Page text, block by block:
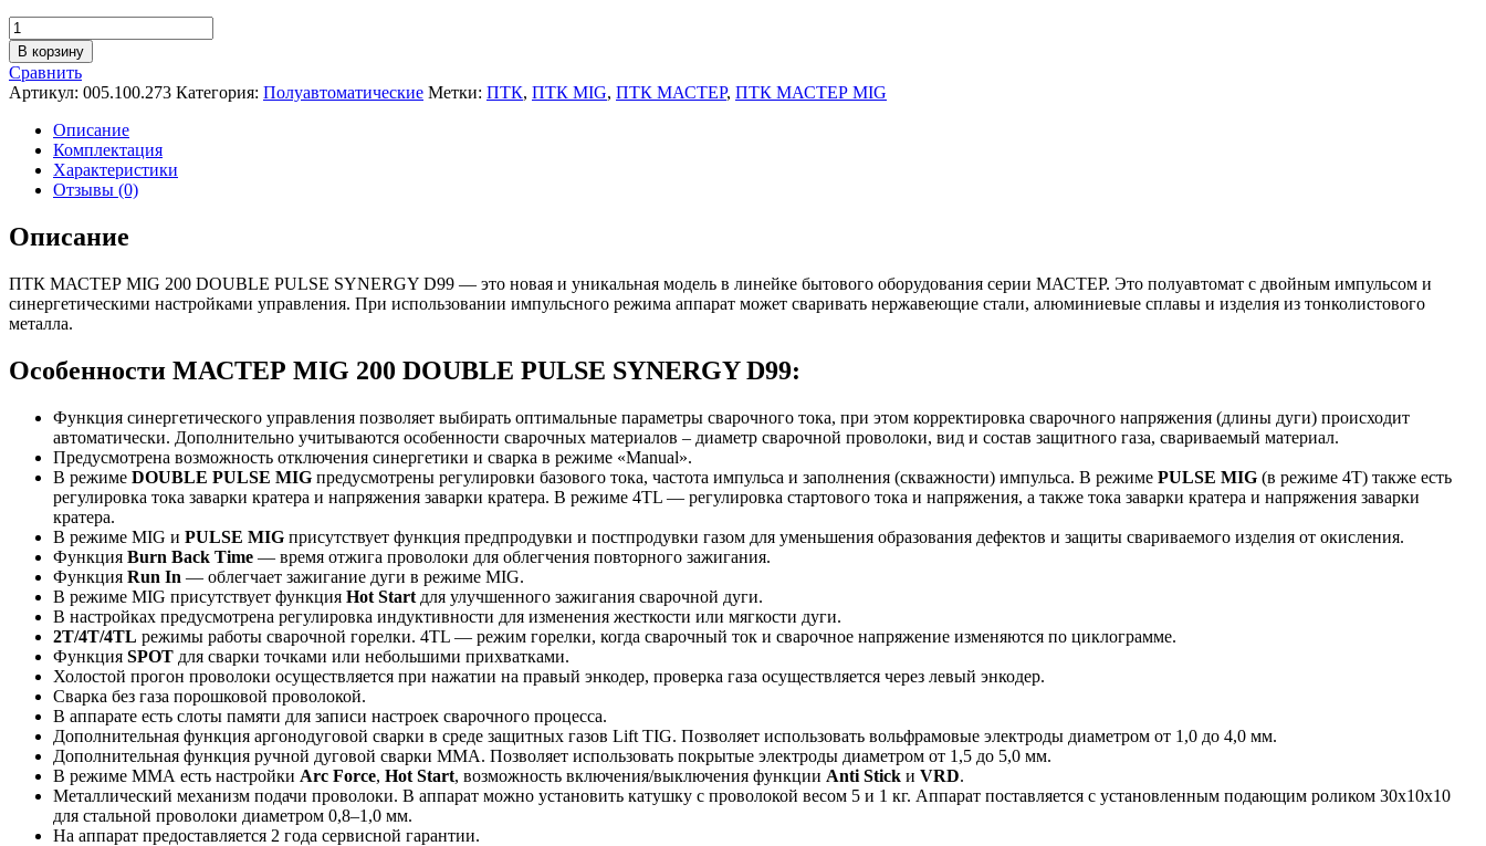
Количество
товара
Сварочный
полуавтомат
ПТК
МАСТЕР
MIG
DOUBLE
PULSE
SYNERGY
D99
В корзину
Сравнить
Артикул: 005.100.273 Категория: Полуавтоматические Метки: ПТК, ПТК MIG, ПТК МАСТЕР, ПТК МАСТЕР MIG
Описание
Комплектация
Характеристики
Отзывы (0)
Описание
ПТК МАСТЕР MIG 200 DOUBLE PULSE SYNERGY D99 — это новая и уникальная модель в линейке бытового оборудования серии МАСТЕР. Это полуавтомат с двойным импульсом и
синергетическими настройками управления. При использовании импульсного режима аппарат может сваривать нержавеющие стали, алюминиевые сплавы и изделия из тонколистового
металла.
Особенности МАСТЕР MIG 200 DOUBLE PULSE SYNERGY D99:
Функция синергетического управления позволяет выбирать оптимальные параметры сварочного тока, при этом корректировка сварочного напряжения (длины дуги) происходит
автоматически. Дополнительно учитываются особенности сварочных материалов – диаметр сварочной проволоки, вид и состав защитного газа, свариваемый материал.
Предусмотрена возможность отключения синергетики и сварка в режиме «Manual».
В режиме DOUBLE PULSE MIG предусмотрены регулировки базового тока, частота импульса и заполнения (скважности) импульса. В режиме PULSE MIG (в режиме 4T) также есть
регулировка тока заварки кратера и напряжения заварки кратера. В режиме 4TL — регулировка стартового тока и напряжения, а также тока заварки кратера и напряжения заварки
кратера.
В режиме MIG и PULSE MIG присутствует функция предпродувки и постпродувки газом для уменьшения образования дефектов и защиты свариваемого изделия от окисления.
Функция Burn Back Time — время отжига проволоки для облегчения повторного зажигания.
Функция Run In — облегчает зажигание дуги в режиме MIG.
В режиме MIG присутствует функция Hot Start для улучшенного зажигания сварочной дуги.
В настройках предусмотрена регулировка индуктивности для изменения жесткости или мягкости дуги.
2Т/4Т/4TL режимы работы сварочной горелки. 4TL — режим горелки, когда сварочный ток и сварочное напряжение изменяются по циклограмме.
Функция SPOT для сварки точками или небольшими прихватками.
Холостой прогон проволоки осуществляется при нажатии на правый энкодер, проверка газа осуществляется через левый энкодер.
Сварка без газа порошковой проволокой.
В аппарате есть слоты памяти для записи настроек сварочного процесса.
Дополнительная функция аргонодуговой сварки в среде защитных газов Lift TIG. Позволяет использовать вольфрамовые электроды диаметром от 1,0 до 4,0 мм.
Дополнительная функция ручной дуговой сварки MMA. Позволяет использовать покрытые электроды диаметром от 1,5 до 5,0 мм.
В режиме ММА есть настройки Arc Force, Hot Start, возможность включения/выключения функции Anti Stick и VRD.
Металлический механизм подачи проволоки. В аппарат можно установить катушку с проволокой весом 5 и 1 кг. Аппарат поставляется с установленным подающим роликом 30х10х10
для стальной проволоки диаметром 0,8–1,0 мм.
На аппарат предоставляется 2 года сервисной гарантии.